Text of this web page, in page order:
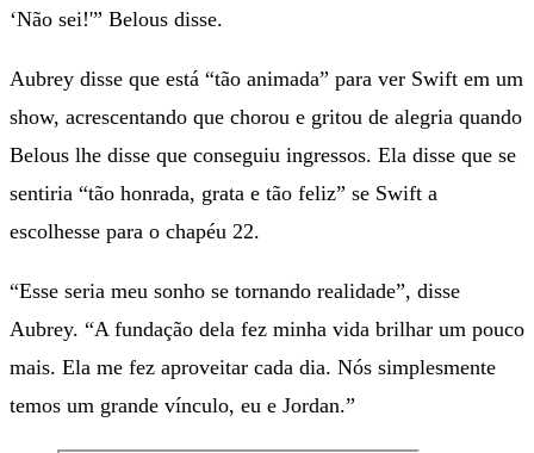
‘Não sei!'” Belous disse.
Aubrey disse que está “tão animada” para ver Swift em um
show, acrescentando que chorou e gritou de alegria quando
Belous lhe disse que conseguiu ingressos. Ela disse que se
sentiria “tão honrada, grata e tão feliz” se Swift a
escolhesse para o chapéu 22.
“Esse seria meu sonho se tornando realidade”, disse
Aubrey. “A fundação dela fez minha vida brilhar um pouco
mais. Ela me fez aproveitar cada dia. Nós simplesmente
temos um grande vínculo, eu e Jordan.”